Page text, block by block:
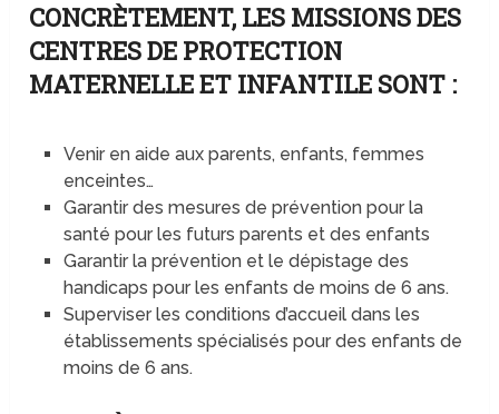
CONCRÈTEMENT, LES MISSIONS DES
CENTRES DE PROTECTION
MATERNELLE ET INFANTILE SONT :
Venir en aide aux parents, enfants, femmes
enceintes…
Garantir des mesures de prévention pour la
santé pour les futurs parents et des enfants
Garantir la prévention et le dépistage des
handicaps pour les enfants de moins de 6 ans.
Superviser les conditions d’accueil dans les
établissements spécialisés pour des enfants de
moins de 6 ans.